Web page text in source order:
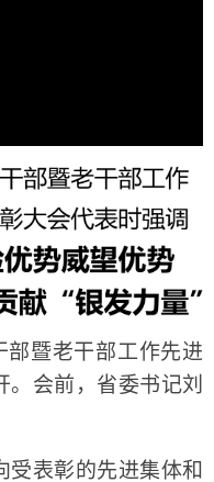
暨老干部工作先进
会前，省委书记刘
表彰的先进集体和